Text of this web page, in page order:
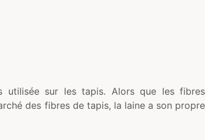
utilisée sur les tapis. Alors que les fibres
des fibres de tapis, la laine a son propre